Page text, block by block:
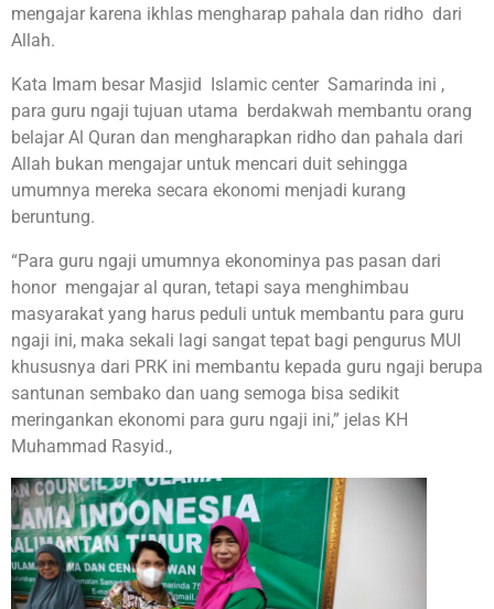
mengajar karena ikhlas mengharap pahala dan ridho dari
Allah.
Kata Imam besar Masjid Islamic center Samarinda ini ,
para guru ngaji tujuan utama berdakwah membantu orang
belajar Al Quran dan mengharapkan ridho dan pahala dari
Allah bukan mengajar untuk mencari duit sehingga
umumnya mereka secara ekonomi menjadi kurang
beruntung.
“Para guru ngaji umumnya ekonominya pas pasan dari
honor mengajar al quran, tetapi saya menghimbau
masyarakat yang harus peduli untuk membantu para guru
ngaji ini, maka sekali lagi sangat tepat bagi pengurus MUI
khususnya dari PRK ini membantu kepada guru ngaji berupa
santunan sembako dan uang semoga bisa sedikit
meringankan ekonomi para guru ngaji ini,” jelas KH
Muhammad Rasyid.,